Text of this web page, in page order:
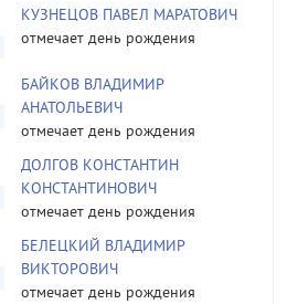
КУЗНЕЦОВ ПАВЕЛ МАРАТОВИЧ
отмечает день рождения
БАЙКОВ ВЛАДИМИР
АНАТОЛЬЕВИЧ
отмечает день рождения
ДОЛГОВ КОНСТАНТИН
КОНСТАНТИНОВИЧ
отмечает день рождения
БЕЛЕЦКИЙ ВЛАДИМИР
ВИКТОРОВИЧ
отмечает день рождения